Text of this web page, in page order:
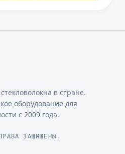
в стране.
оборудование для
с 2009 года.
ЗАЩИЩЕНЫ.